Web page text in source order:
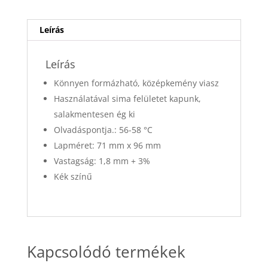
Leírás
Leírás
Könnyen formázható, középkemény viasz
Használatával sima felületet kapunk,
salakmentesen ég ki
Olvadáspontja.: 56-58 °C
Lapméret: 71 mm x 96 mm
Vastagság: 1,8 mm + 3%
Kék színű
Kapcsolódó termékek